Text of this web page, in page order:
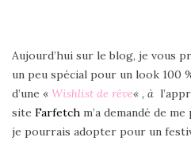
Aujourd’hui sur le blog, je vous
un peu spécial pour un look 100
d’une « Wishlist de rêve« , à
site Farfetch m’a demandé de
je pourrais adopter pour un